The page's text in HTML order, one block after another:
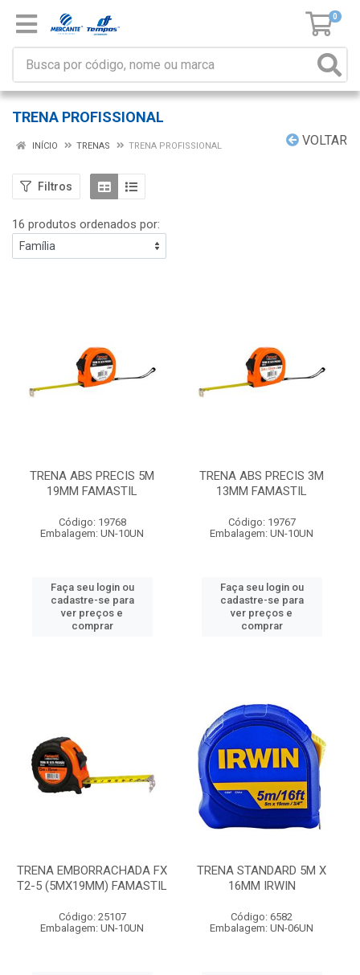
0
TRENA PROFISSIONAL
VOLTAR
INÍCIO TRENAS TRENA PROFISSIONAL
Filtros
16 produtos ordenados por:
TRENA ABS PRECIS 5M
19MM FAMASTIL
Código: 19768
Embalagem: UN-10UN
Faça seu login ou
cadastre-se para
ver preços e
comprar
TRENA ABS PRECIS 3M
13MM FAMASTIL
Código: 19767
Embalagem: UN-10UN
Faça seu login ou
cadastre-se para
ver preços e
comprar
TRENA EMBORRACHADA FX
T2-5 (5MX19MM) FAMASTIL
Código: 25107
Embalagem: UN-10UN
TRENA STANDARD 5M X
16MM IRWIN
Código: 6582
Embalagem: UN-06UN